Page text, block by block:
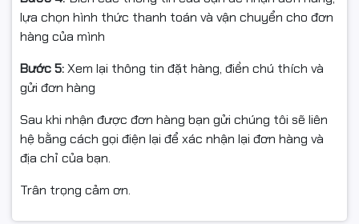
lựa chọn hình thức thanh toán và vận chuyển cho đơn
hàng của mình
Bước 5:Xem lại thông tin đặt hàng, điền chú thích và
gửi đơn hàng
Sau khi nhận được đơn hàng bạn gửi chúng tôi sẽ liên
hệ bằng cách gọi điện lại để xác nhận lại đơn hàng và
địa chỉ của bạn.
Trân trọng cảm ơn.